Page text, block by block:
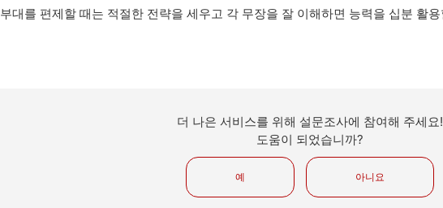
부대를 편제할 때는 적절한 전략을 세우고 각 무장을 잘 이해하면 능력을 십분 활
더 나은 서비스를 위해 설문조사에 참여해 주세요!
도움이 되었습니까?
예 아니요